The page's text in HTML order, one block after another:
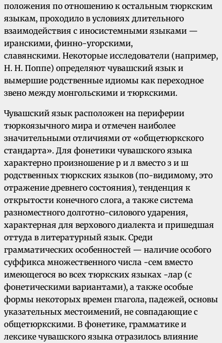
положения по отношению к остальным тюркским
языкам, проходило в условиях длительного
взаимодействия с иносистемными языками —
иранскими, финно-угорскими,
славянскими. Некоторые исследователи (например,
Н. Н. Поппе) определяют чувашский язык и
вымершие родственные идиомы как переходное
звено между монгольскими и тюркскими.
Чувашский язык расположен на периферии
тюркоязычного мира и отмечен наиболее
значительными отличиями от «общетюркского
стандарта». Для фонетики чувашского языка
характерно произношение р и л вместо з и ш
родственных тюркских языков (по-видимому, это
отражение древнего состояния), тенденция к
открытости конечного слога, а также система
разноместного долготно-силового ударения,
характерная для верхового диалекта и пришедшая
оттуда в литературный язык. Среди
грамматических особенностей — наличие особого
суффикса множественного числа -сем вместо
имеющегося во всех тюркских языках -лар (с
фонетическими вариантами), а также особые
формы некоторых времен глагола, падежей, основы
указательных местоимений, не совпадающие с
общетюркскими. В фонетике, грамматике и
лексике чувашского языка отразилось влияние